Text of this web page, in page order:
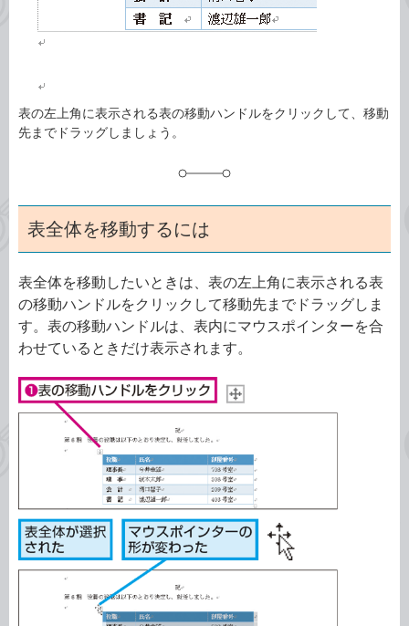
表の左上角に表示される表の移動ハンドルをクリックして、移動
先までドラッグしましょう。
表全体を移動するには
表全体を移動したいときは、表の左上角に表示される表
の移動ハンドルをクリックして移動先までドラッグしま
す。表の移動ハンドルは、表内にマウスポインターを合
わせているときだけ表示されます。